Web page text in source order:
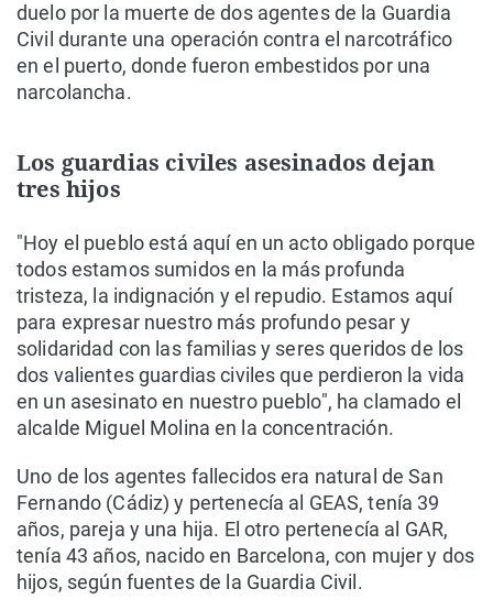
duelo por la muerte de dos agentes de la Guardia
Civil durante una operación contra el narcotráfico
en el puerto, donde fueron embestidos por una
narcolancha.
Los guardias civiles asesinados dejan
tres hijos
"Hoy el pueblo está aquí en un acto obligado porque
todos estamos sumidos en la más profunda
tristeza, la indignación y el repudio. Estamos aquí
para expresar nuestro más profundo pesar y
solidaridad con las familias y seres queridos de los
dos valientes guardias civiles que perdieron la vida
en un asesinato en nuestro pueblo", ha clamado el
alcalde Miguel Molina en la concentración.
Uno de los agentes fallecidos era natural de San
Fernando (Cádiz) y pertenecía al GEAS, tenía 39
años, pareja y una hija. El otro pertenecía al GAR,
tenía 43 años, nacido en Barcelona, con mujer y dos
hijos, según fuentes de la Guardia Civil.